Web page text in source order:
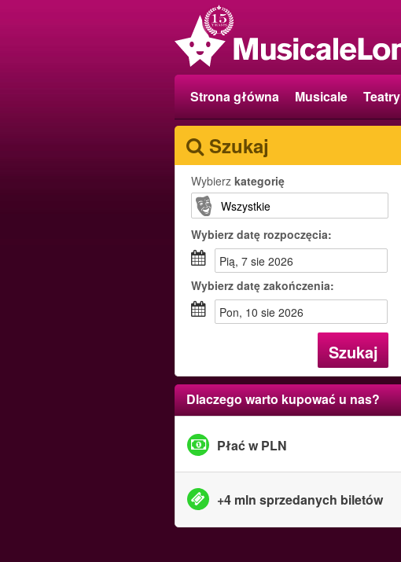
Strona główna Musicale Teatry
Szukaj
Wybierz kategorię
Wybierz datę rozpoczęcia:
pią, 7 sie 2026
Wybierz datę zakończenia:
pon, 10 sie 2026
Szukaj
Dlaczego warto kupować u nas?
Płać w PLN
+4 mln sprzedanych biletów